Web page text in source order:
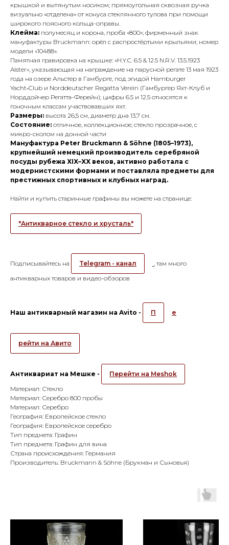
крышкой и вытянутым носиком; прямоугольная сквозная ручка
визуально «отделена» от конуса стеклянного тулова при помощи
широкого поясного кольца-оправы.
Клейма: полумесяц и корона, проба «800»; фирменный знак
мануфактуры Bruckmann: орёл с распростёртыми крыльями; номер
модели «10488».
Памятная гравировка на крышке: «H.Y.C. 6.5 & 12.5 N.R.V. 13.5.1923
Alster», указывающая на награждение на парусной регате 13 мая 1923
года на озере Альстер в Гамбурге, под эгидой Hamburger
Yacht‑Club и Norddeutscher Regatta Verein (Гамбургер Яхт-Клуб и
Норддойчер Регатта-Ферейн); цифры 6.5 и 12.5 относятся к
гоночным классам участвовавших яхт.
Размеры: высота 26,5 см, диаметр дна 13,7 см.
Состояние: отличное, коллекционное; стекло прозрачное, с
микро-сколом на донной части
Мануфактура Peter Bruckmann & Söhne (1805–1973),
крупнейший немецкий производитель серебряной
посуды рубежа XIX–XX веков, активно работала с
модернистскими формами и поставляла предметы для
престижных спортивных и клубных наград.
Найти и купить старинные графины вы можете на странице:
"Антикварное стекло и хрусталь"
Подписывайтесь на Telegram - канал
, там много
антикварных товаров и видео-обзоров
Наш антикварный магазин на Avito - П е
рейти на Авито
Антиквариат на Мешке -
Перейти на Meshok
Материал: Стекло
Материал: Серебро 800 пробы
Материал: Серебро
География: Европейское стекло
География: Европейское серебро
Тип предмета: Графин
Тип предмета: Графин для вина
Страна происхождения: Германия
Производитель: Bruckmann & Söhne (Брукман и Сыновья)